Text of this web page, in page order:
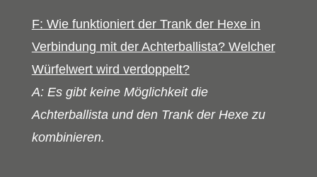
F: Wie funktioniert der Trank der Hexe in
Verbindung mit der Achterballista? Welcher
Würfelwert wird verdoppelt?
A: Es gibt keine Möglichkeit die
Achterballista und den Trank der Hexe zu
kombinieren.